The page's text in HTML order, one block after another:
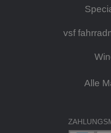
vsf
Alle